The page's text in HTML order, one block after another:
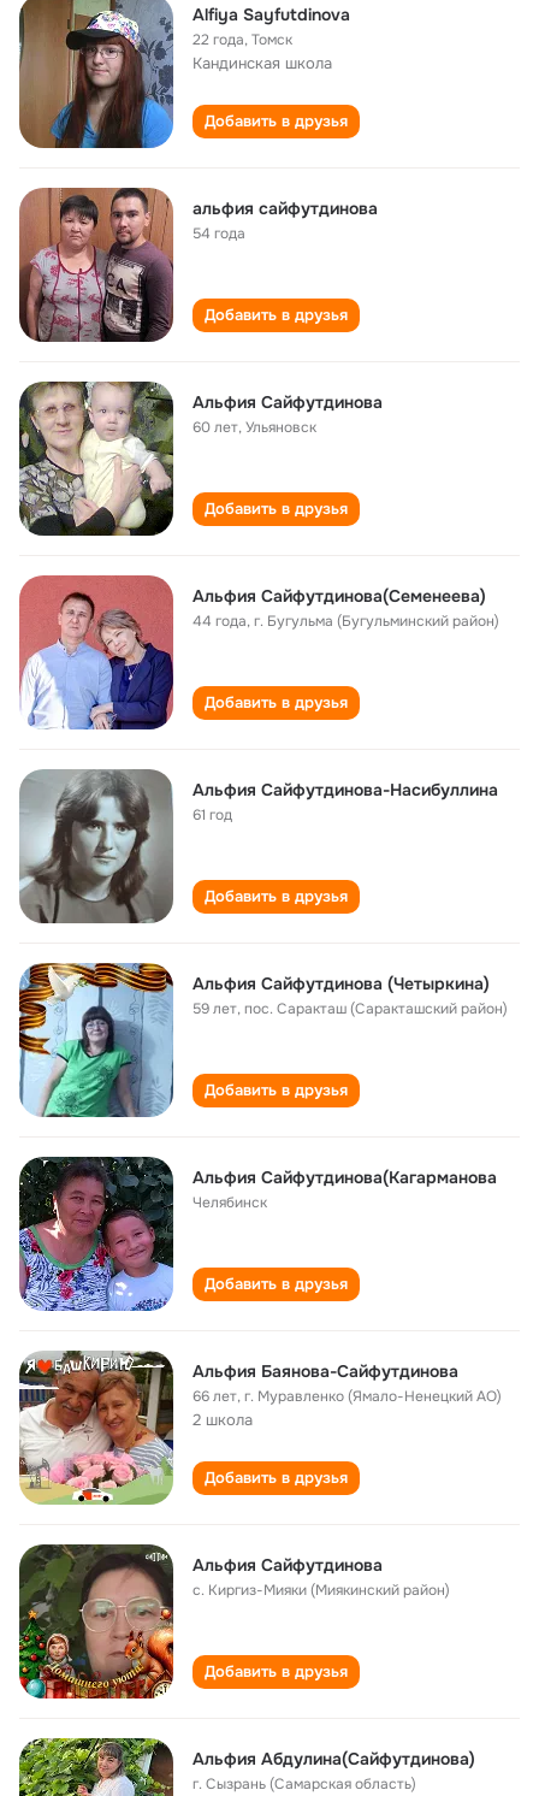
Alfiya Sayfutdinova
22 года,Томск
Кандинская школа
Добавить в друзья
альфия сайфутдинова
54 года
Добавить в друзья
Альфия Сайфутдинова
60 лет,Ульяновск
Добавить в друзья
Альфия Сайфутдинова(Семенеева)
44 года,г. Бугульма (Бугульминский район)
Добавить в друзья
Альфия Сайфутдинова-Насибуллина
61 год
Добавить в друзья
Альфия Сайфутдинова (Четыркина)
59 лет,пос. Саракташ (Саракташский район)
Добавить в друзья
Альфия Сайфутдинова(Кагарманова
Челябинск
Добавить в друзья
Альфия Баянова-Сайфутдинова
66 лет,г. Муравленко (Ямало-Ненецкий АО)
2 школа
Добавить в друзья
Альфия Сайфутдинова
с. Киргиз-Мияки (Миякинский район)
Добавить в друзья
Альфия Абдулина(Сайфутдинова)
г. Сызрань (Самарская область)